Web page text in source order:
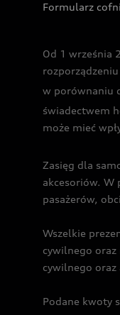
Formularz
Od 1 września
w porównaniu
świadectwem
może mieć
Zasięg dla
akcesoriów. W
pasażerów,
Wszelkie
cywilnego
cywilnego
Podane kwoty